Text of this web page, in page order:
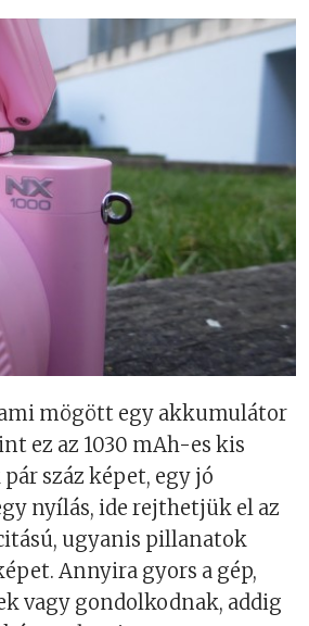
mögött egy akkumulátor
ez az 1030 mAh-es kis
száz képet, egy jó
nyílás, ide rejthetjük el az
ugyanis pillanatok
Annyira gyors a gép,
vagy gondolkodnak, addig